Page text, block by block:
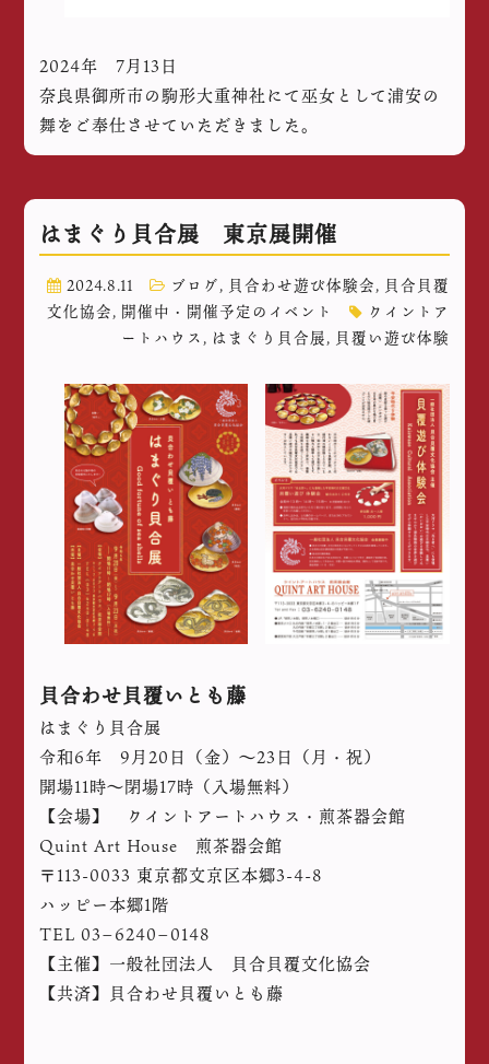
2024年 7月13日
奈良県御所市の駒形大重神社にて巫女として浦安の
舞をご奉仕させていただきました。
はまぐり貝合展 東京展開催
2024.8.11 ブログ, 貝合わせ遊び体験会, 貝合貝覆
文化協会, 開催中・開催予定のイベント
クイントア
ートハウス , はまぐり貝合展, 貝覆い遊び体験
貝合わせ貝覆いとも藤
はまぐり貝合展
令和6年 9月20日（金）〜23日（月・祝）
開場11時〜閉場17時（入場無料）
【会場】 クイントアートハウス・煎茶器会館
Quint Art House 煎茶器会館
〒113-0033 東京都文京区本郷3-4-8
ハッピー本郷1階
TEL 03−6240−0148
【主催】一般社団法人 貝合貝覆文化協会
【共済】貝合わせ貝覆いとも藤